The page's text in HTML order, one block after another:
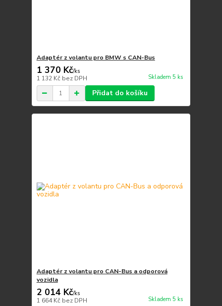
Adaptér z volantu pro BMW s CAN-Bus
1 370 Kč/ks
1 132 Kč bez DPH Skladem 5 ks
Přidat do košíku
Adaptér z volantu pro CAN-Bus a odporová
vozidla
2 014 Kč/ks
1 664 Kč bez DPH Skladem 5 ks